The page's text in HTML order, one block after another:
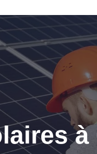
à